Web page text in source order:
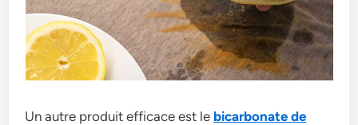
Un autre produit efficace est le bicarbonate de